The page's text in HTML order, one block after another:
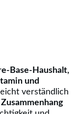
Base-Haushalt,
und
verständlich
Zusammenhang